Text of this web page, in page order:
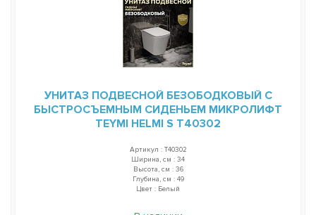
УНИТАЗ ПОДВЕСНОЙ БЕЗОБОДКОВЫЙ С
БЫСТРОСЪЕМНЫМ СИДЕНЬЕМ МИКРОЛИФТ
TEYMI HELMI S T40302
Артикул : T40302
Ширина, см : 34
Высота, см : 36
Глубина, см : 49
Цвет : Белый